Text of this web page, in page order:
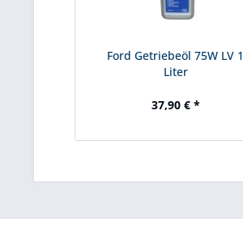
Ford Getriebeöl 75W LV 1
Liter
37,90 € *